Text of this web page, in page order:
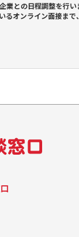
との日程調整を行い
るオンライン面接まで